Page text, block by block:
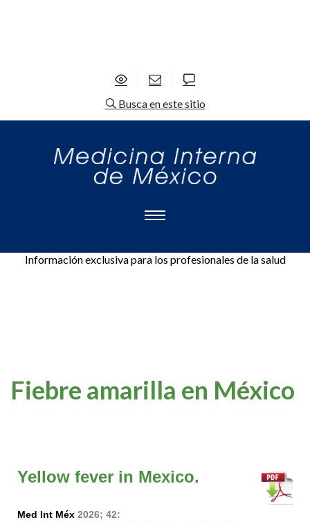
Busca en este sitio
Información exclusiva para los profesionales de la salud
Fiebre amarilla en México
Yellow fever in Mexico.
Med Int Méx 2026; 42: